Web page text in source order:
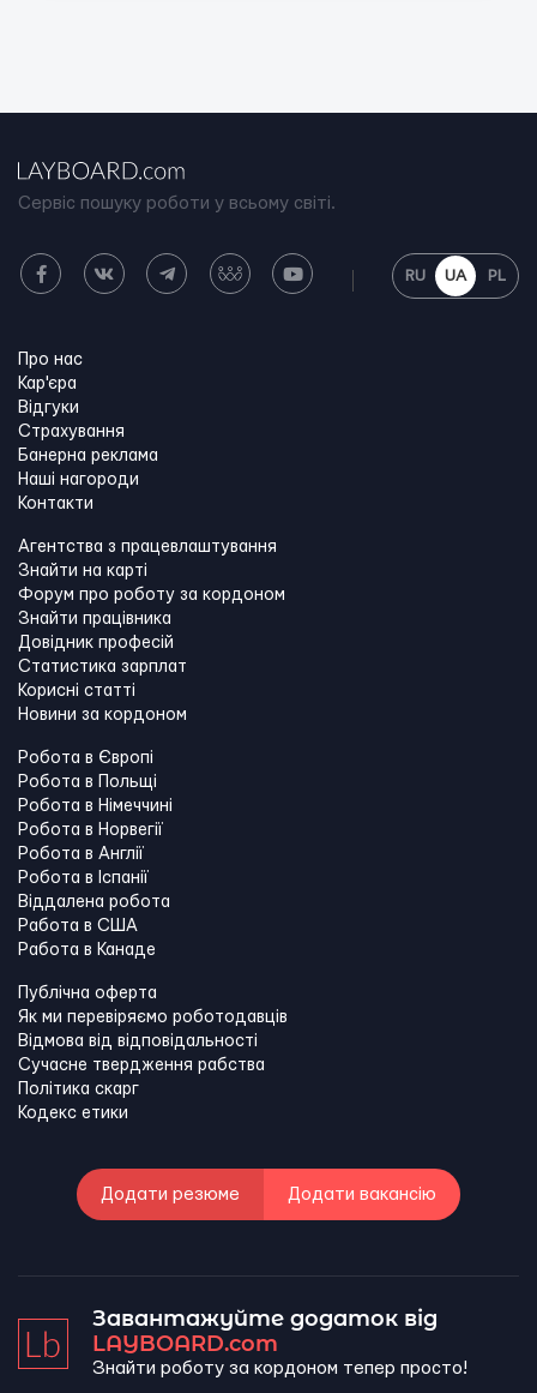
Сервіс пошуку роботи у всьому світі.
RU UA PL
Про нас
Кар'єра
Відгуки
Страхування
Банерна реклама
Наші нагороди
Контакти
Агентства з працевлаштування
Знайти на карті
Форум про роботу за кордоном
Знайти працівника
Довідник професій
Статистика зарплат
Корисні статті
Новини за кордоном
Робота в Європі
Робота в Польщі
Робота в Німеччині
Робота в Норвегії
Робота в Англії
Робота в Іспанії
Віддалена робота
Работа в США
Работа в Канадe
Публічна оферта
Як ми перевіряємо роботодавців
Відмова від відповідальності
Сучасне твердження рабства
Політика скарг
Кодекс етики
Додати резюме Додати вакансію
Завантажуйте додаток від
LAYBOARD.com
Знайти роботу за кордоном тепер просто!